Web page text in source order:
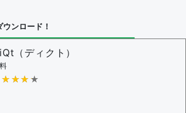
限を持つユーザー -すべてのユーザー
る投票権限を持つユーザー -
投票数 -
ンロード！
（ディクト）